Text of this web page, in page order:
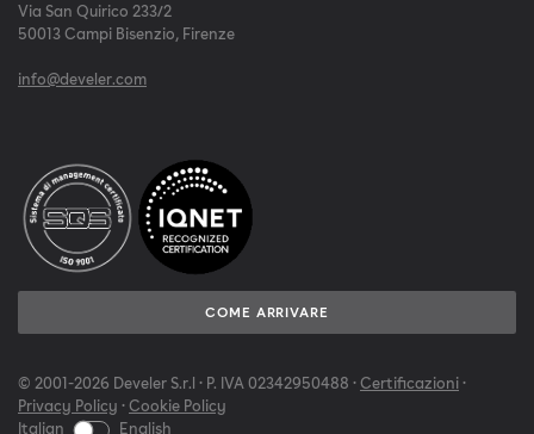
Via San Quirico 233/2
50013 Campi Bisenzio, Firenze
info@develer.com
COME ARRIVARE
© 2001-2026 Develer S.r.l · P. IVA 02342950488 · Certificazioni ·
Privacy Policy · Cookie Policy
Italian
English